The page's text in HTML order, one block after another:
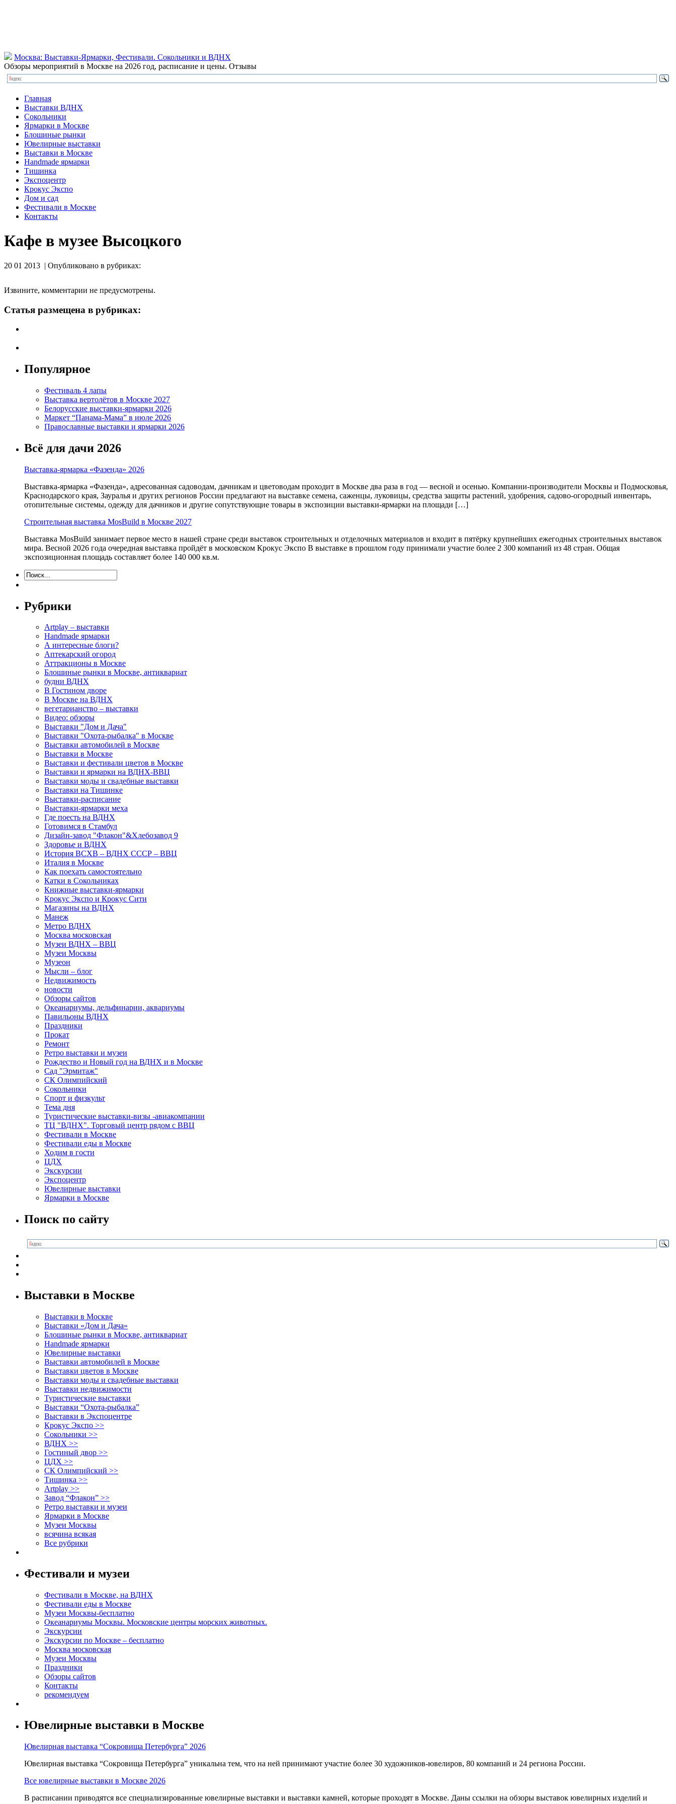
Москва: Выставки-Ярмарки, Фестивали. Сокольники и ВДНХ
Обзоры мероприятий в Москве на 2026 год, расписание и цены. Отзывы
Главная
Выставки ВДНХ
Сокольники
Ярмарки в Москве
Блошиные рынки
Ювелирные выставки
Выставки в Москве
Handmade ярмарки
Тишинка
Экспоцентр
Крокус Экспо
Дом и сад
Фестивали в Москве
Контакты
Кафе в музее Высоцкого
20 01 2013 | Опубликовано в рубриках:
Извините, комментарии не предусмотрены.
Статья размещена в рубриках:
Популярное
Фестиваль 4 лапы
Выставка вертолётов в Москве 2027
Белорусские выставки-ярмарки 2026
Маркет “Панама-Мама” в июле 2026
Православные выставки и ярмарки 2026
Всё для дачи 2026
Выставка-ярмарка «Фазенда» 2026
Выставка-ярмарка «Фазенда», адресованная садоводам, дачникам и цветоводам проходит в Москве два раза в год — весной и осенью. Компании-производители Москвы и Подмосковья,
Краснодарского края, Зауралья и других регионов России предлагают на выставке семена, саженцы, луковицы, средства защиты растений, удобрения, садово-огородный инвентарь,
отопительные системы, одежду для дачников и другие сопутствующие товары в экспозиции выставки-ярмарки на площади […]
Строительная выставка MosBuild в Москве 2027
Выставка MosBuild занимает первое место в нашей стране среди выставок строительных и отделочных материалов и входит в пятёрку крупнейших ежегодных строительных выставок
мира. Весной 2026 года очередная выставка пройдёт в московском Крокус Экспо В выставке в прошлом году принимали участие более 2 300 компаний из 48 стран. Общая
экспозиционная площадь составляет более 140 000 кв.м.
Рубрики
Artplay – выставки
Handmade ярмарки
А интересные блоги?
Аптекарский огород
Аттракционы в Москве
Блошиные рынки в Москве, антиквариат
будни ВДНХ
В Гостином дворе
В Москве на ВДНХ
вегетарианство – выставки
Видео: обзоры
Выставки "Дом и Дача"
Выставки "Охота-рыбалка" в Москве
Выставки автомобилей в Москве
Выставки в Москве
Выставки и фестивали цветов в Москве
Выставки и ярмарки на ВДНХ-ВВЦ
Выставки моды и свадебные выставки
Выставки на Тишинке
Выставки-расписание
Выставки-ярмарки меха
Где поесть на ВДНХ
Готовимся в Стамбул
Дизайн-завод "Флакон"&Хлебозавод 9
Здоровье и ВДНХ
История ВСХВ – ВДНХ СССР – ВВЦ
Италия в Москве
Как поехать самостоятельно
Катки в Сокольниках
Книжные выставки-ярмарки
Крокус Экспо и Крокус Сити
Магазины на ВДНХ
Манеж
Метро ВДНХ
Москва московская
Музеи ВДНХ – ВВЦ
Музеи Москвы
Музеон
Мысли – блог
Недвижимость
новости
Обзоры сайтов
Океанариумы, дельфинарии, аквариумы
Павильоны ВДНХ
Праздники
Прокат
Ремонт
Ретро выставки и музеи
Рождество и Новый год на ВДНХ и в Москве
Сад "Эрмитаж"
СК Олимпийский
Сокольники
Спорт и физкульт
Тема дня
Туристические выставки-визы -авиакомпании
ТЦ "ВДНХ". Торговый центр рядом с ВВЦ
Фестивали в Москве
Фестивали еды в Москве
Ходим в гости
ЦДХ
Экскурсии
Экспоцентр
Ювелирные выставки
Ярмарки в Москве
Поиск по сайту
Выставки в Москве
Выставки в Москве
Выставки «Дом и Дача»
Блошиные рынки в Москве, антиквариат
Handmade ярмарки
Ювелирные выставки
Выставки автомобилей в Москве
Выставки цветов в Москве
Выставки моды и свадебные выставки
Выставки недвижимости
Туристические выставки
Выставки “Охота-рыбалка”
Выставки в Экспоцентре
Крокус Экспо >>
Сокольники >>
ВДНХ >>
Гостиный двор >>
ЦДХ >>
СК Олимпийский >>
Тишинка >>
Artplay >>
Завод “Флакон” >>
Ретро выставки и музеи
Ярмарки в Москве
Музеи Москвы
всячина всякая
Все рубрики
Фестивали и музеи
Фестивали в Москве, на ВДНХ
Фестивали еды в Москве
Музеи Москвы-бесплатно
Океанариумы Москвы. Московские центры морских животных.
Экскурсии
Экскурсии по Москве – бесплатно
Москва московская
Музеи Москвы
Праздники
Обзоры сайтов
Контакты
рекомендуем
Ювелирные выставки в Москве
Ювелирная выставка “Сокровища Петербурга” 2026
Ювелирная выставка “Сокровища Петербурга” уникальна тем, что на ней принимают участие более 30 художников-ювелиров, 80 компаний и 24 региона России.
Все ювелирные выставки в Москве 2026
В расписании приводятся все специализированные ювелирные выставки и выставки камней, которые проходят в Москве. Даны ссылки на обзоры выставок ювелирных изделий и